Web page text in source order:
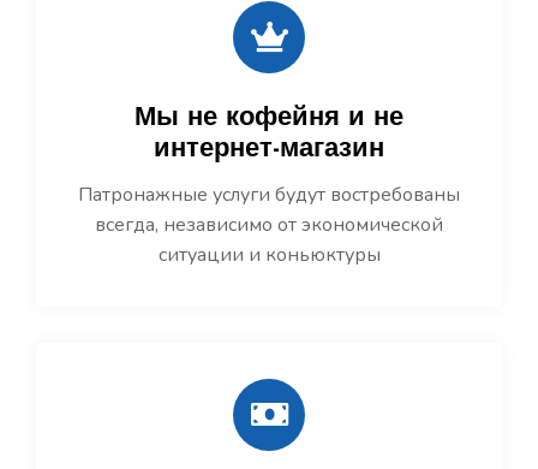
Мы не кофейня и не
интернет-магазин
Патронажные услуги будут востребованы
всегда, независимо от экономической
ситуации и коньюктуры